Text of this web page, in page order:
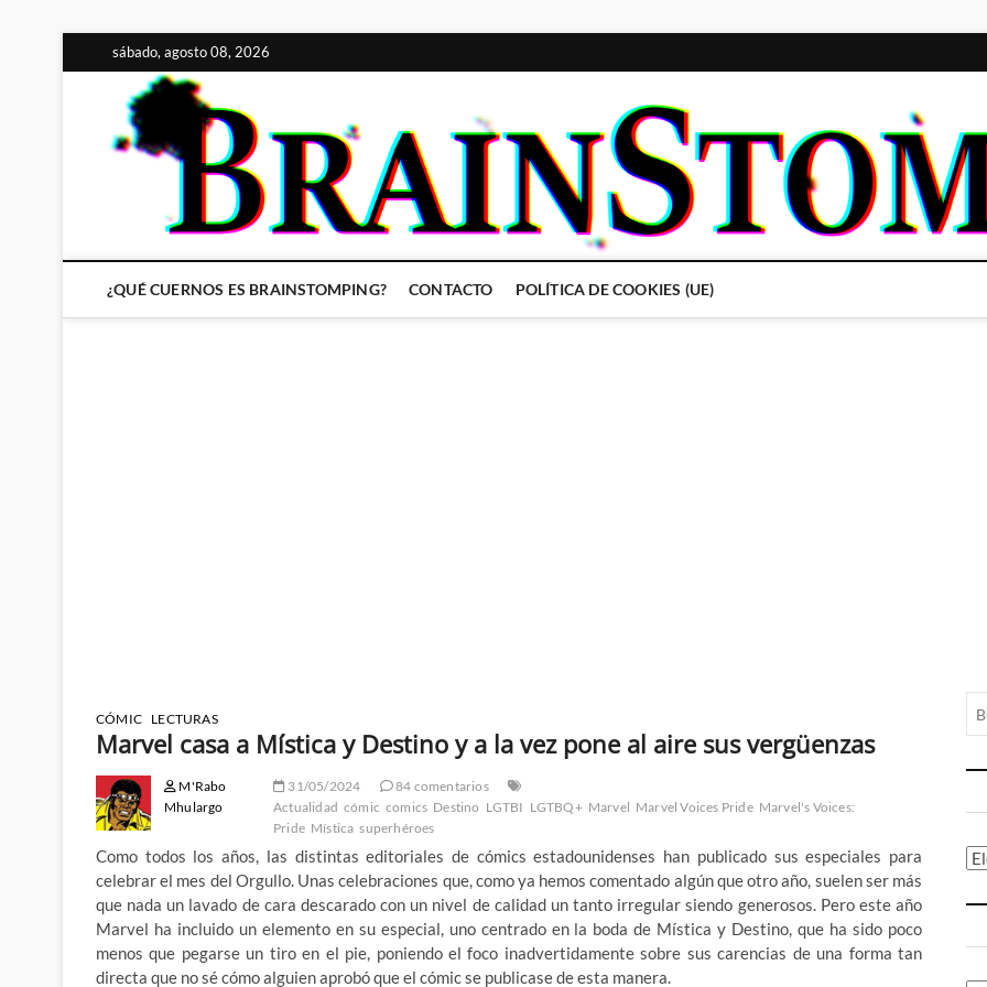
al
contenido
sábado, agosto 08, 2026
¿QUÉ CUERNOS ES BRAINSTOMPING? CONTACTO POLÍTICA DE COOKIES (UE)
CÓMIC LECTURAS
Marvel casa a Mística y Destino y a la vez pone al aire sus vergüenzas
M'Rabo
Mhulargo
31/05/2024
84 comentarios
Actualidad cómic comics Destino LGTBI LGTBQ+ Marvel Marvel Voices Pride Marvel's Voices:
Pride Mística superhéroes
Como todos los años, las distintas editoriales de cómics estadounidenses han publicado sus especiales para
celebrar el mes del Orgullo. Unas celebraciones que, como ya hemos comentado algún que otro año, suelen ser más
que nada un lavado de cara descarado con un nivel de calidad un tanto irregular siendo generosos. Pero este año
Marvel ha incluido un elemento en su especial, uno centrado en la boda de Mística y Destino, que ha sido poco
menos que pegarse un tiro en el pie, poniendo el foco inadvertidamente sobre sus carencias de una forma tan
directa que no sé cómo alguien aprobó que el cómic se publicase de esta manera.